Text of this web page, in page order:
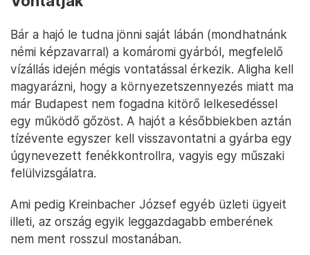
Bár a hajó le tudna jönni saját lábán (mondhatnánk
némi képzavarral) a komáromi gyárból, megfelelő
vízállás idején mégis vontatással érkezik. Aligha kell
magyarázni, hogy a környezetszennyezés miatt ma
már Budapest nem fogadna kitörő lelkesedéssel
egy működő gőzöst. A hajót a későbbiekben aztán
tízévente egyszer kell visszavontatni a gyárba egy
úgynevezett fenékkontrollra, vagyis egy műszaki
felülvizsgálatra.
Ami pedig Kreinbacher József egyéb üzleti ügyeit
illeti, az ország egyik leggazdagabb emberének
nem ment rosszul mostanában.